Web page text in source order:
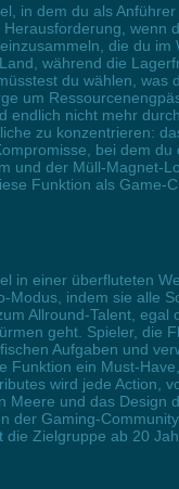
in dem du als
die du
während die
du wählen,
um
nicht mehr
zu konzentrieren:
bei dem
und der Müll-Magnet-
Funktion als
in einer überfluteten
indem sie alle
Allround-Talent,
geht. Spieler, die
Aufgaben und
Funktion ein Must-
wird jede Action,
und das
der Gaming-
Zielgruppe ab 20